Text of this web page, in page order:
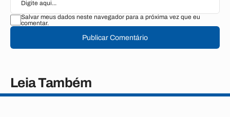
Salvar meus dados neste navegador para a próxima vez que eu
comentar.
Publicar Comentário
Leia Também